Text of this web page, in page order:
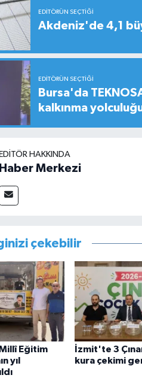
EDITÖRÜN SEÇTIĞI
Akdeniz'de 4,1
EDITÖRÜN SEÇTIĞI
Bursa'da
kalkınma
EDITÖR HAKKINDA
Haber Merkezi
çekebilir
Eğitim
yıl
İzmit'te 3
kura çekimi